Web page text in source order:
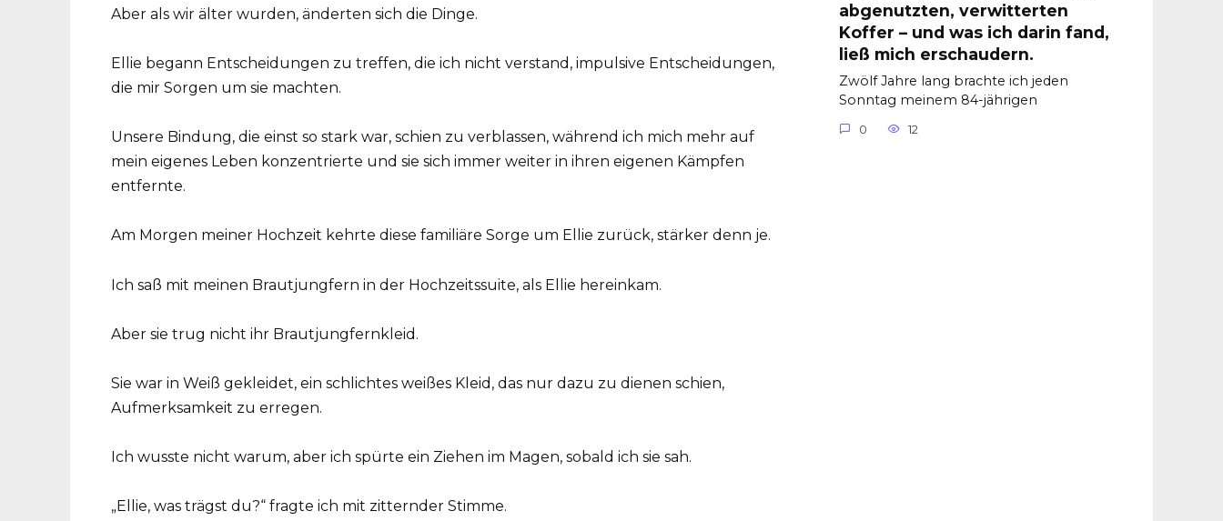
Aber als wir älter wurden, änderten sich die Dinge.
Ellie begann Entscheidungen zu treffen, die ich nicht verstand, impulsive Entscheidungen,
die mir Sorgen um sie machten.
Unsere Bindung, die einst so stark war, schien zu verblassen, während ich mich mehr auf
mein eigenes Leben konzentrierte und sie sich immer weiter in ihren eigenen Kämpfen
entfernte.
Am Morgen meiner Hochzeit kehrte diese familiäre Sorge um Ellie zurück, stärker denn je.
Ich saß mit meinen Brautjungfern in der Hochzeitssuite, als Ellie hereinkam.
Aber sie trug nicht ihr Brautjungfernkleid.
Sie war in Weiß gekleidet, ein schlichtes weißes Kleid, das nur dazu zu dienen schien,
Aufmerksamkeit zu erregen.
Ich wusste nicht warum, aber ich spürte ein Ziehen im Magen, sobald ich sie sah.
„Ellie, was trägst du?“ fragte ich mit zitternder Stimme.
abgenutzten, verwitterten
Koffer – und was ich darin fand,
ließ mich erschaudern.
Zwölf Jahre lang brachte ich jeden
Sonntag meinem 84-jährigen
0 12